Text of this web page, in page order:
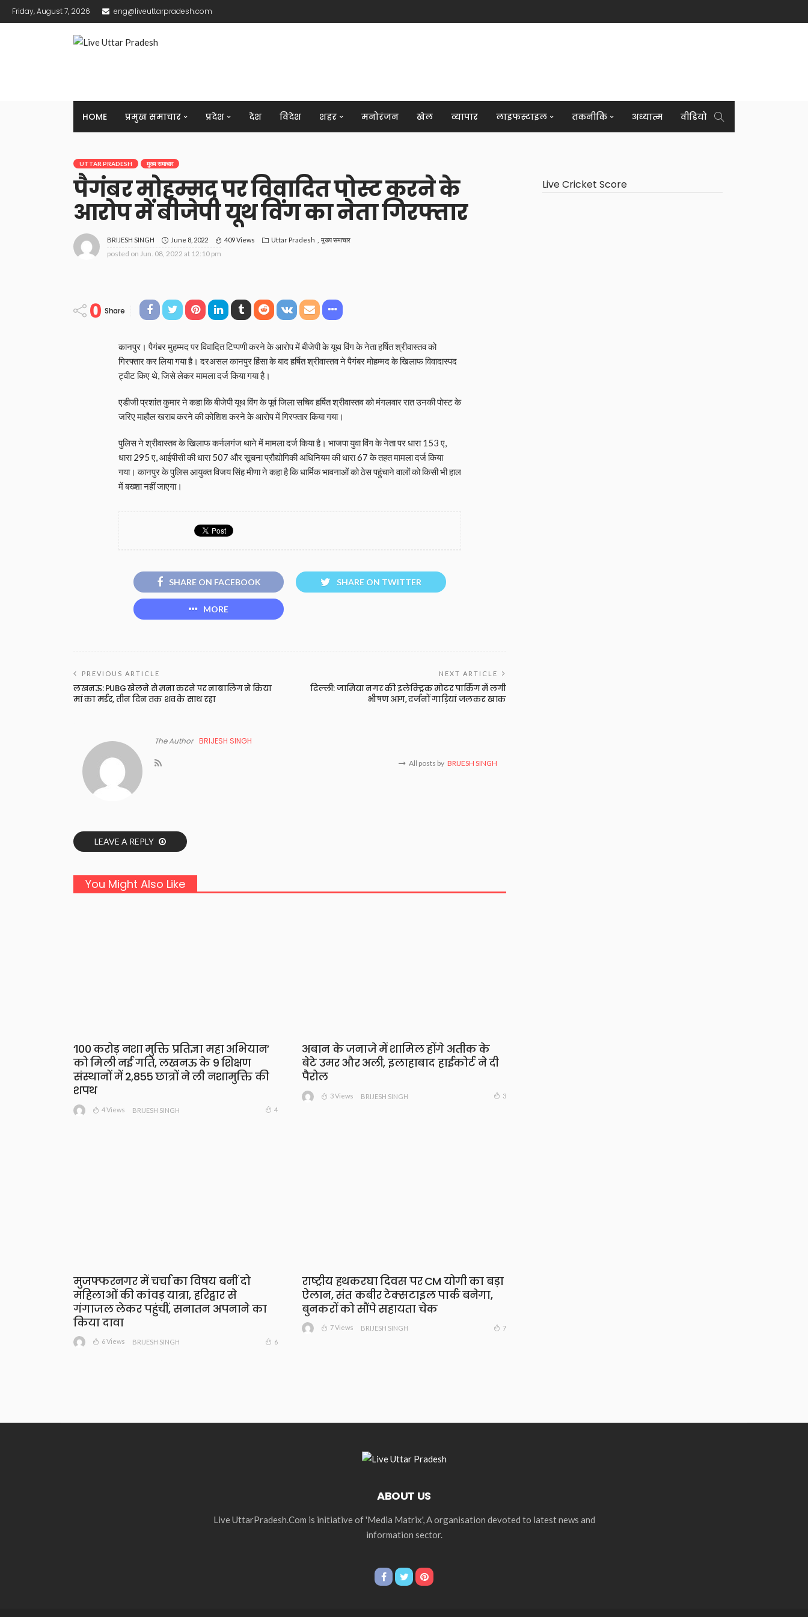
Friday, August 7, 2026 eng@liveuttarpradesh.com
HOME प्रमुख समाचार प्रदेश देश विदेश शहर मनोरंजन खेल व्यापार लाइफस्टाइल तकनीकि अध्यात्म वीडियो
UTTAR PRADESH मुख्य समाचार
पैगंबर मोहम्मद पर विवादित पोस्ट करने के
आरोप में बीजेपी यूथ विंग का नेता गिरफ्तार
BRIJESH SINGH June 8, 2022 409 Views Uttar Pradesh मुख्य समाचार
posted on Jun. 08, 2022 at 12:10 pm
0 Share
कानपुर। पैगंबर मुहम्मद पर विवादित टिप्पणी करने के आरोप में बीजेपी के यूथ विंग के नेता हर्षित श्रीवास्तव को
गिरफ्तार कर लिया गया है। दरअसल कानपुर हिंसा के बाद हर्षित श्रीवास्तव ने पैगंबर मोहम्मद के खिलाफ विवादास्पद
ट्वीट किए थे, जिसे लेकर मामला दर्ज किया गया है।
एडीजी प्रशांत कुमार ने कहा कि बीजेपी यूथ विंग के पूर्व जिला सचिव हर्षित श्रीवास्तव को मंगलवार रात उनकी पोस्ट के
जरिए माहौल खराब करने की कोशिश करने के आरोप में गिरफ्तार किया गया।
पुलिस ने श्रीवास्तव के खिलाफ कर्नलगंज थाने में मामला दर्ज किया है। भाजपा युवा विंग के नेता पर धारा 153 ए,
धारा 295 ए, आईपीसी की धारा 507 और सूचना प्रौद्योगिकी अधिनियम की धारा 67 के तहत मामला दर्ज किया
गया। कानपुर के पुलिस आयुक्त विजय सिंह मीणा ने कहा है कि धार्मिक भावनाओं को ठेस पहुंचाने वालों को किसी भी हाल
में बख्शा नहीं जाएगा।
SHARE ON FACEBOOK SHARE ON TWITTER
MORE
PREVIOUS ARTICLE
लखनऊ: PUBG खेलने से मना करने पर नाबालिग ने किया
मां का मर्डर, तीन दिन तक शव के साथ रहा
NEXT ARTICLE
दिल्ली: जामिया नगर की इलेक्ट्रिक मोटर पार्किंग में लगी
भीषण आग, दर्जनों गाड़ियां जलकर खाक
The Author BRIJESH SINGH
All posts by BRIJESH SINGH
LEAVE A REPLY
You Might Also Like
‘100 करोड़ नशा मुक्ति प्रतिज्ञा महा अभियान’
को मिली नई गति, लखनऊ के 9 शिक्षण
संस्थानों में 2,855 छात्रों ने ली नशामुक्ति की
शपथ
4 Views BRIJESH SINGH 4
अबान के जनाजे में शामिल होंगे अतीक के
बेटे उमर और अली, इलाहाबाद हाईकोर्ट ने दी
पैरोल
3 Views BRIJESH SINGH 3
मुजफ्फरनगर में चर्चा का विषय बनीं दो
महिलाओं की कांवड़ यात्रा, हरिद्वार से
गंगाजल लेकर पहुंचीं, सनातन अपनाने का
किया दावा
6 Views BRIJESH SINGH 6
राष्ट्रीय हथकरघा दिवस पर CM योगी का बड़ा
ऐलान, संत कबीर टेक्सटाइल पार्क बनेगा,
बुनकरों को सौंपे सहायता चेक
7 Views BRIJESH SINGH 7
Live Cricket Score
ABOUT US
Live UttarPradesh.Com is initiative of 'Media Matrix', A organisation devoted to latest news and
information sector.